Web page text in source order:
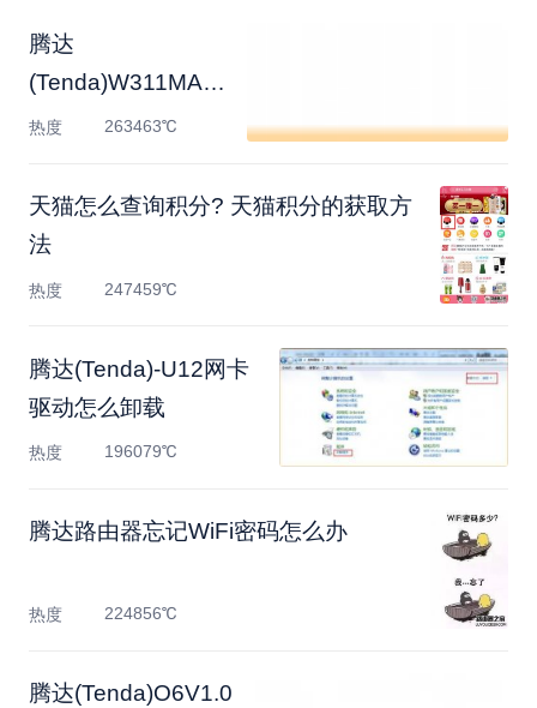
腾达
(Tenda)W311MA免
驱版网卡使用教程
热度 263463℃
天猫怎么查询积分? 天猫积分的获取方
法
热度 247459℃
腾达(Tenda)-U12网卡
驱动怎么卸载
热度 196079℃
腾达路由器忘记WiFi密码怎么办
热度 224856℃
腾达(Tenda)O6V1.0